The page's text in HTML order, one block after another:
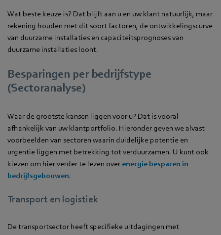
Wat beste keuze is? Dat blijft aan u en uw klant natuurlijk, maar
rekening houden met dit soort factoren, de ontwikkelingscurve
van duurzame installaties en capaciteitsprognoses van
duurzame installaties loont.
Besparingen per bedrijfstype
(Sectoranalyse)
Waar de grootste kansen liggen voor u? Dat is vooral
afhankelijk van uw klantportfolio. Hieronder geven we alvast
voorbeelden van sectoren waarin duidelijke potentie en
urgentie liggen met betrekking tot verduurzamen. U kunt ook
kiezen om hier verder te lezen over energie besparen in
bedrijfsgebouwen.
Transport en logistiek
De transportsector heeft specifieke uitdagingen met